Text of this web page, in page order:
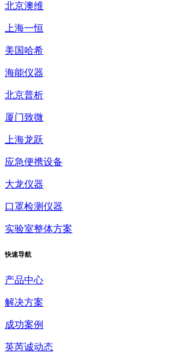
北京澳维
上海一恒
美国哈希
海能仪器
北京普析
厦门致微
上海龙跃
应急便携设备
大龙仪器
口罩检测仪器
实验室整体方案
快速导航
产品中心
解决方案
成功案例
英芮诚动态